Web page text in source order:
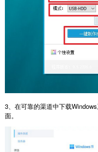
3、在可靠的渠道中下载
面。